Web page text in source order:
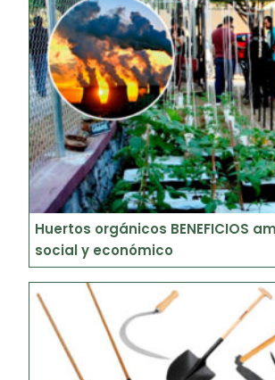
Huertos orgánicos BENEFICIOS
social y económico